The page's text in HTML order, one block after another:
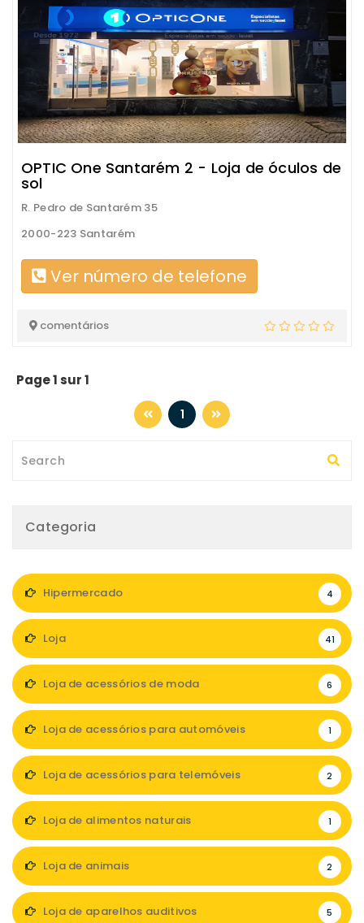
OPTIC One Santarém 2 - Loja de óculos de
sol
R. Pedro de Santarém 35
2000-223 Santarém
Ver número de telefone
comentários
Page 1 sur 1
1
Categoria
Hipermercado 4
Loja 41
Loja de acessórios de moda 6
Loja de acessórios para automóveis 1
Loja de acessórios para telemóveis 2
Loja de alimentos naturais 1
Loja de animais 2
Loja de aparelhos auditivos 5